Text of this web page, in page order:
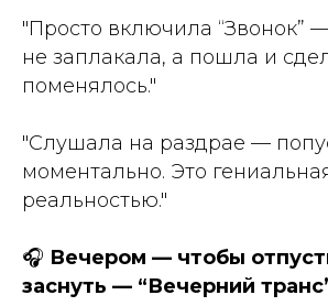
"Просто включила “Звонок”
не заплакала, а пошла и
поменялось."
"Слушала на раздрае —
моментально. Это
реальностью."
🎧 Вечером — чтобы
заснуть — “Вечерний